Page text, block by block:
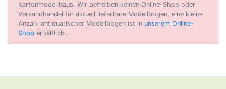
Kartonmodellbaus. Wir betreiben keinen Online-Shop oder
Versandhandel für aktuell lieferbare Modellbogen, eine kleine
Anzahl antiquarischer Modellbogen ist in unserem Online-
Shop erhältlich..